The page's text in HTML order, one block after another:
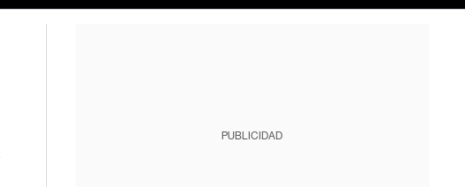
PUBLICIDAD